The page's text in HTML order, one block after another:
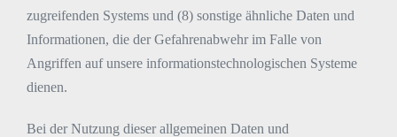
zugreifenden Systems und (8) sonstige ähnliche Daten und
Informationen, die der Gefahrenabwehr im Falle von
Angriffen auf unsere informationstechnologischen Systeme
dienen.
Bei der Nutzung dieser allgemeinen Daten und